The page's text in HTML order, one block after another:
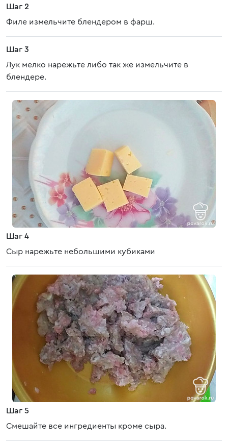
Шаг 2
Филе измельчите блендером в фарш.
Шаг 3
Лук мелко нарежьте либо так же измельчите в
блендере.
Шаг 4
Сыр нарежьте небольшими кубиками
Шаг 5
Смешайте все ингредиенты кроме сыра.